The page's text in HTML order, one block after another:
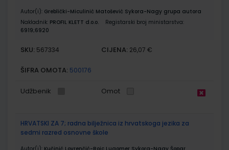
Autor(i): Greblički-Miculinić Matošević Sykora-Nagy grupa autora
Nakladnik: PROFIL KLETT d.o.o.
Registarski broj ministarstva:
6919;6920
SKU: 567334 CIJENA: 26,07 €
ŠIFRA OMOTA: 500176
Udžbenik Omot
HRVATSKI ZA 7; radna bilježnica iz hrvatskoga jezika za
sedmi razred osnovne škole